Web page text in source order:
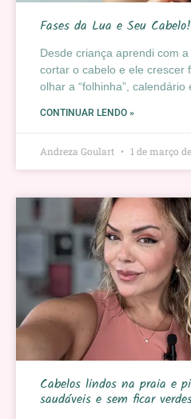
Fases da Lua e Seu Cabelo!
Desde criança aprendi com
cortar o cabelo e ele crescer
olhar a “folhinha”, calendário
CONTINUAR LENDO »
Andreza Goulart 1 de março
Cabelos lindos na praia e
saudáveis e sem ficar